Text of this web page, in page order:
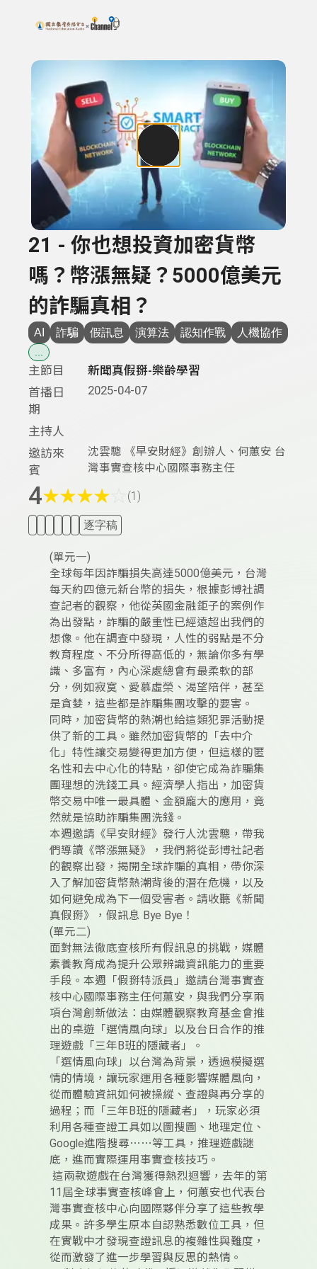
上方功能區塊
搜尋關鍵字：可輸入節目名稱、主持人或關鍵字
21 - 你也想投資加密貨幣
嗎？幣漲無疑？5000億美元
的詐騙真相？
AI 詐騙 假訊息 演算法 認知作戰 人機協作
...
主節目
新聞真假掰-樂齡學習
首播日
期
2025-04-07
主持人
邀訪來
賓
沈雲驄 《早安財經》創辦人、何蕙安 台
灣事實查核中心國際事務主任
4★★★★ (1)
逐字稿
(單元一)
全球每年因詐騙損失高達5000億美元，台灣
每天約四億元新台幣的損失，根據彭博社調
查記者的觀察，他從英國金融鉅子的案例作
為出發點，詐騙的嚴重性已經遠超出我們的
想像。他在調查中發現，人性的弱點是不分
教育程度、不分所得高低的，無論你多有學
識、多富有，內心深處總會有最柔軟的部
分，例如寂寞、愛慕虛榮、渴望陪伴，甚至
是貪婪，這些都是詐騙集團攻擊的要害。
同時，加密貨幣的熱潮也給這類犯罪活動提
供了新的工具。雖然加密貨幣的「去中介
化」特性讓交易變得更加方便，但這樣的匿
名性和去中心化的特點，卻使它成為詐騙集
團理想的洗錢工具。經濟學人指出，加密貨
幣交易中唯一最具體、金額龐大的應用，竟
然就是協助詐騙集團洗錢。
本週邀請《早安財經》發行人沈雲驄，帶我
們導讀《幣漲無疑》，我們將從彭博社記者
的觀察出發，揭開全球詐騙的真相，帶你深
入了解加密貨幣熱潮背後的潛在危機，以及
如何避免成為下一個受害者。請收聽《新聞
真假掰》，假訊息 Bye Bye！
(單元二)
面對無法徹底查核所有假訊息的挑戰，媒體
素養教育成為提升公眾辨識資訊能力的重要
手段。本週「假掰特派員」邀請台灣事實查
核中心國際事務主任何蕙安，與我們分享兩
項台灣創新做法：由媒體觀察教育基金會推
出的桌遊「選情風向球」以及台日合作的推
理遊戲「三年B班的隱藏者」。
「選情風向球」以台灣為背景，透過模擬選
情的情境，讓玩家運用各種影響媒體風向，
從而體驗資訊如何被操縱、查證與再分享的
過程；而「三年B班的隱藏者」，玩家必須
利用各種查證工具如以圖搜圖、地理定位、
Google進階搜尋⋯⋯等工具，推理遊戲謎
底，進而實際運用事實查核技巧。
這兩款遊戲在台灣獲得熱烈迴響，去年的第
11屆全球事實查核峰會上，何蕙安也代表台
灣事實查核中心向國際夥伴分享了這些教學
成果。許多學生原本自認熟悉數位工具，但
在實戰中才發現查證訊息的複雜性與難度，
從而激發了進一步學習與反思的熱情。